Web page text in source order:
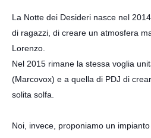
La Notte dei Desideri nasce nel
di ragazzi, di creare un atmosfera
Lorenzo.
Nel 2015 rimane la stessa voglia
(Marcovox) e a quella di PDJ di
solita solfa.
Noi, invece, proponiamo un